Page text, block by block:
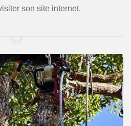
son site internet.